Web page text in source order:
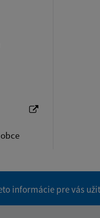
informácie pre vás